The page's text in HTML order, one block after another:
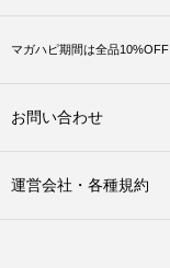
マガハピ期間は全品10%OFF
お問い合わせ
運営会社・各種規約